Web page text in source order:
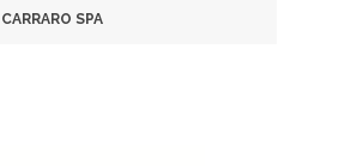
CARRARO SPA